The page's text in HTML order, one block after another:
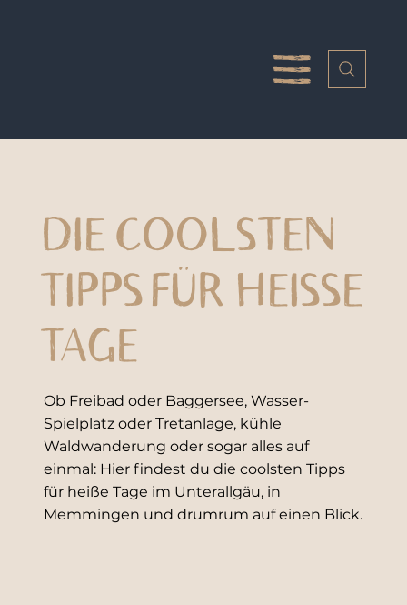
DIE COOLSTEN
TIPPS FÜR HEISSE T
AGE
Ob Freibad oder Baggersee, Wasser-
Spielplatz oder Tretanlage, kühle
Waldwanderung oder sogar alles auf
einmal: Hier findest du die coolsten Tipps
für heiße Tage im Unterallgäu, in
Memmingen und drumrum auf einen Blick.